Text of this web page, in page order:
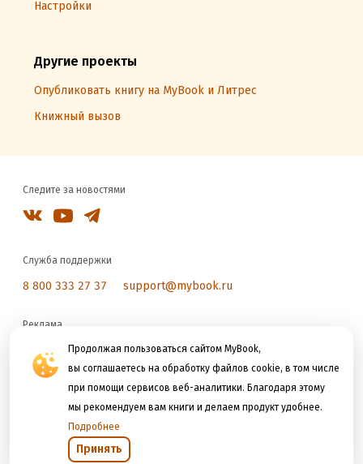
Продолжая пользоваться сайтом MyBook,
вы соглашаетесь на обработку файлов cookie, в том числе
при помощи сервисов веб-аналитики. Благодаря этому
мы рекомендуем вам книги и делаем продукт удобнее.
Подробнее
Принять
Настройки
Другие проекты
Опубликовать книгу на MyBook и Литрес
Книжный вызов
Следите за новостями
Служба поддержки
8 800 333 27 37 support@mybook.ru
Реклама
reklama@litres.ru
Мы принимаем к оплате
Открыть в приложении